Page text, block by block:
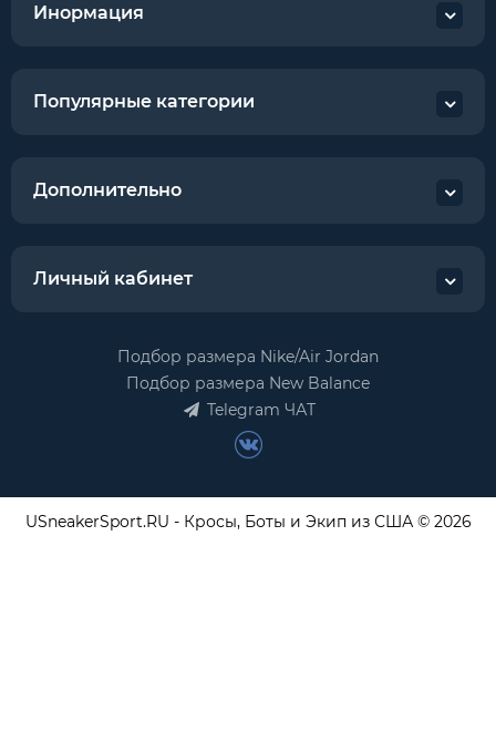
Инормация
Популярные категории
Дополнительно
Личный кабинет
Подбор размера Nike/Air Jordan
Подбор размера New Balance
Telegram ЧАТ
USneakerSport.RU - Кросы, Боты и Экип из США © 2026